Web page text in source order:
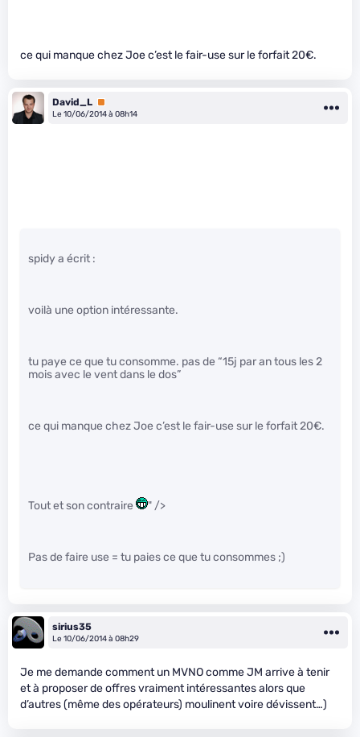
ce qui manque chez Joe c’est le fair-use sur le forfait 20€.
David_L Premium
Le 10/06/2014 à 08h14
spidy a écrit :
voilà une option intéressante.
tu paye ce que tu consomme. pas de “15j par an tous les 2
mois avec le vent dans le dos”
ce qui manque chez Joe c’est le fair-use sur le forfait 20€.
Tout et son contraire " />
Pas de faire use = tu paies ce que tu consommes ;)
sirius35
Le 10/06/2014 à 08h29
Je me demande comment un MVNO comme JM arrive à tenir
et à proposer de offres vraiment intéressantes alors que
d’autres (même des opérateurs) moulinent voire dévissent…)